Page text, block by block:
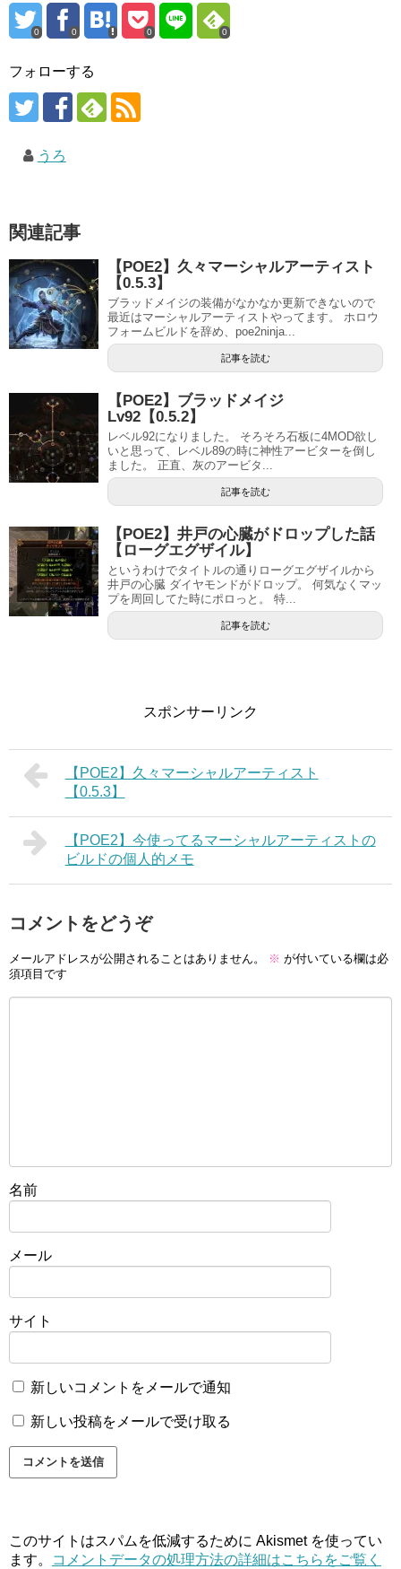
0 0 0 0
フォローする
うろ
関連記事
【POE2】久々マーシャルアーティスト
【0.5.3】
ブラッドメイジの装備がなかなか更新できないので
最近はマーシャルアーティストやってます。 ホロウ
フォームビルドを辞め、poe2ninja...
記事を読む
【POE2】ブラッドメイジ
Lv92【0.5.2】
レベル92になりました。 そろそろ石板に4MOD欲し
いと思って、レベル89の時に神性アービターを倒し
ました。 正直、灰のアービタ...
記事を読む
【POE2】井戸の心臓がドロップした話
【ローグエグザイル】
というわけでタイトルの通りローグエグザイルから
井戸の心臓 ダイヤモンドがドロップ。 何気なくマッ
プを周回してた時にポロっと。 特...
記事を読む
スポンサーリンク
【POE2】久々マーシャルアーティスト
【0.5.3】
【POE2】今使ってるマーシャルアーティストの
ビルドの個人的メモ
コメントをどうぞ
メールアドレスが公開されることはありません。 ※ が付いている欄は必
須項目です
名前
メール
サイト
新しいコメントをメールで通知
新しい投稿をメールで受け取る
このサイトはスパムを低減するために Akismet を使ってい
ます。
コメントデータの処理方法の詳細はこちらをご覧く